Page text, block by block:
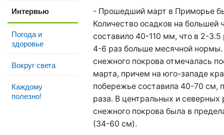
Интервью
Погода и
здоровье
Вокруг света
Каждому
полезно!
- Прошедший март в Приморье
Количество осадков на большей
составило 40-110 мм, что в 2-3.5
4-6 раз больше месячной
снежного покрова отмечалась
марта, причем на юго-западе
побережье составила 40-70 см,
раза. В центральных и северных
снежного покрова была в
(34-60 см).